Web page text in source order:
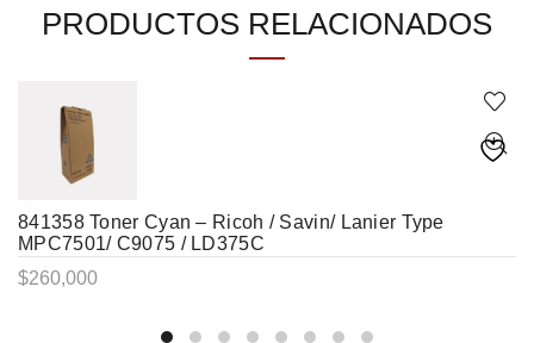
PRODUCTOS RELACIONADOS
841358 Toner Cyan – Ricoh / Savin/ Lanier Type
MPC7501/ C9075 / LD375C
$260,000